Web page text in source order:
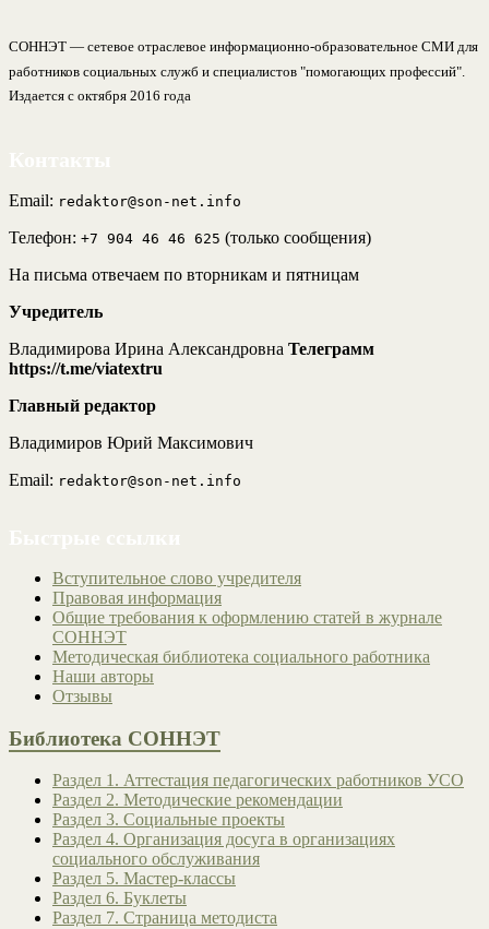
СОННЭТ — сетевое отраслевое информационно-образовательное СМИ для
работников социальных служб и специалистов "помогающих профессий".
Издается с октября 2016 года
Email: redaktor@son-net.info
Телефон: +7 904 46 46 625 (только сообщения)
На письма отвечаем по вторникам и пятницам
Учредитель
Владимирова Ирина Александровна Телеграмм
https://t.me/viatextru
Главный редактор
Владимиров Юрий Максимович
Email: redaktor@son-net.info
Вступительное слово учредителя
Правовая информация
Общие требования к оформлению статей в журнале
СОННЭТ
Методическая библиотека социального работника
Наши авторы
Отзывы
Библиотека СОННЭТ
Раздел 1. Аттестация педагогических работников УСО
Раздел 2. Методические рекомендации
Раздел 3. Социальные проекты
Раздел 4. Организация досуга в организациях
социального обслуживания
Раздел 5. Мастер-классы
Раздел 6. Буклеты
Раздел 7. Страница методиста